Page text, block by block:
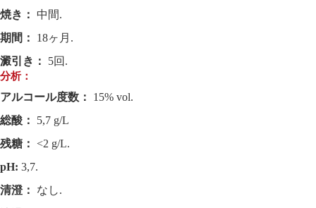
焼き：
中間.
期間：
18ヶ月.
澱引き：
5回.
分析：
アルコール度数：
15% vol.
総酸：
5,7 g/L
残糖：
<2 g/L.
pH: 3,7.
清澄：
なし.